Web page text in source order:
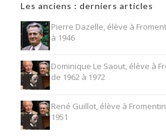
Les anciens : derniers articles
Pierre Dazelle, élève à
à 1946
Dominique Le Saout, élève à
de 1962 à 1972
René Guillot, élève à
1951